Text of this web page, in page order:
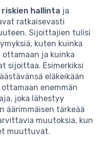
riskien hallinta ja
ratkaisevasti
Sijoittajien tulisi
kuten kuinka
ja kuinka
sijoittaa. Esimerkiksi
eläkeikään
enemmän
joka lähestyy
äärimmäisen tärkeää
muutoksia, kun
muuttuvat.